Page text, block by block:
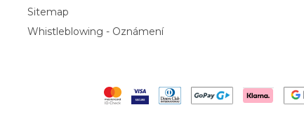
Sitemap
Whistleblowing - Oznámení